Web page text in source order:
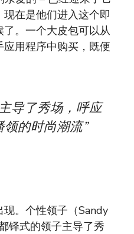
在是他们进入这个即
。一个大皮包可以从
用程序中购买，既便
导了秀场，呼应
的时尚潮流”
。个性领子（Sandy
铎式的领子主导了秀